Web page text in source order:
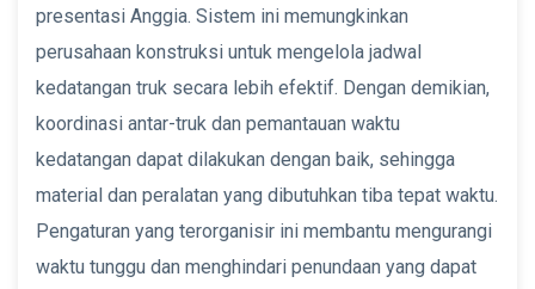
presentasi Anggia. Sistem ini memungkinkan
perusahaan konstruksi untuk mengelola jadwal
kedatangan truk secara lebih efektif. Dengan demikian,
koordinasi antar-truk dan pemantauan waktu
kedatangan dapat dilakukan dengan baik, sehingga
material dan peralatan yang dibutuhkan tiba tepat waktu.
Pengaturan yang terorganisir ini membantu mengurangi
waktu tunggu dan menghindari penundaan yang dapat